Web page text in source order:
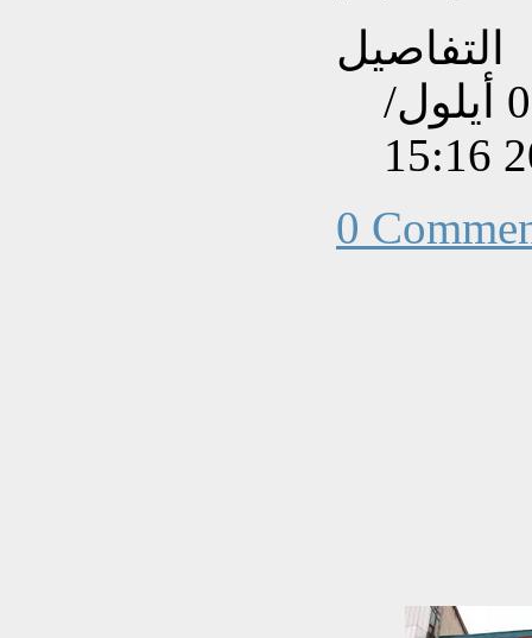
التفاصيل
تم إنشاءه بتاريخ الإثنين, 01 أيلول/
0